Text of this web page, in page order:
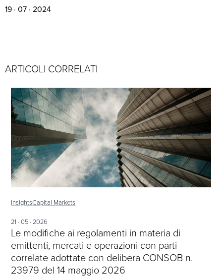
19 · 07 · 2024
ARTICOLI CORRELATI
InsightsCapital Markets
21 · 05 · 2026
Le modifiche ai regolamenti in materia di
emittenti, mercati e operazioni con parti
correlate adottate con delibera CONSOB n.
23979 del 14 maggio 2026